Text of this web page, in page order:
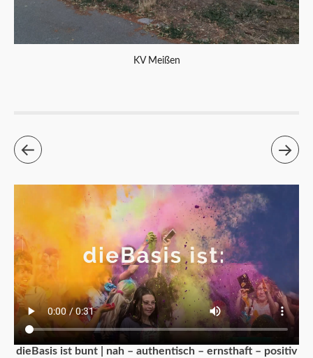
KV Meißen
dieBasis ist bunt | nah – authentisch – ernsthaft – positiv